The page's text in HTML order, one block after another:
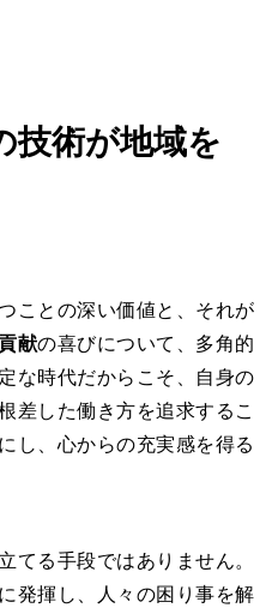
技術が地域を
ことの深い価値と、それが
献の喜びについて、多角的
な時代だからこそ、自身の
差した働き方を追求するこ
し、心からの充実感を得る
てる手段ではありません。
発揮し、人々の困り事を解